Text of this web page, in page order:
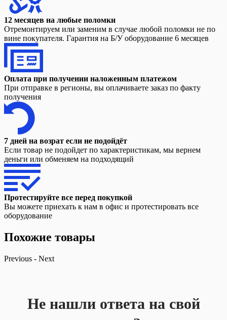
12 месяцев на любые поломки
Отремонтируем или заменим в случае любой поломки не по
вине покупателя. Гарантия на Б/У оборудование 6 месяцев
Оплата при получении наложенным платежом
При отправке в регионы, вы оплачиваете заказ по факту
получения
7 дней на возрат если не подойдёт
Если товар не подойдет по характеристикам, мы вернем
деньги или обменяем на подходящий
Протестируйте все перед покупкой
Вы можете приехать к нам в офис и протестировать все
оборудование
Похожие товары
Previous - Next
Не нашли ответа на свой